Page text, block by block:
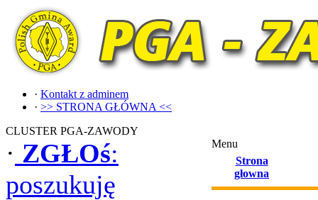
· Kontakt z adminem
· >> STRONA GŁÓWNA <<
CLUSTER PGA-ZAWODY
· ZGŁOś:
poszukuję
Menu
Strona
głowna